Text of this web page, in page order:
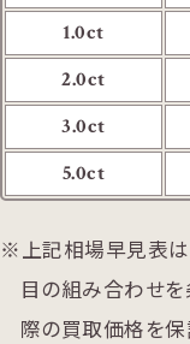
1.0ct
2.0ct
3.0ct
5.0ct
上記相場早見表は
目の組み合わせを
際の買取価格を保